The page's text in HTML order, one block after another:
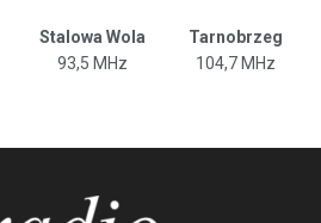
Stalowa Wola
Tarnobrzeg
93,5 MHz 104,7 MHz